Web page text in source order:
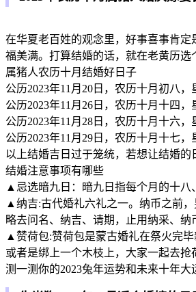
在华夏老百姓的观念里，好事喜事肯
福美满。打算结婚的话，就在老黄历选
属猪人农历十月结婚好日子
公历2023年11月20日，农历十月初八
公历2023年11月26日，农历十月十四
公历2023年11月28日，农历十月十六
公历2023年11月29日，农历十月十七
以上结婚吉日过于笼统，若想让结婚的
结婚注意事项有哪些
▲忌选暗九日：暗九日指每个月的十八
▲纳吉:古代婚礼六礼之一。纳币之前，
略去问名、纳吉、请期，止用纳采、纳
▲赞荷包:赞荷包是蒙古婚礼在祭火完
或者是绑上一个木枝上，大家一起去抢
测一测你的2023兔年运势和未来十年